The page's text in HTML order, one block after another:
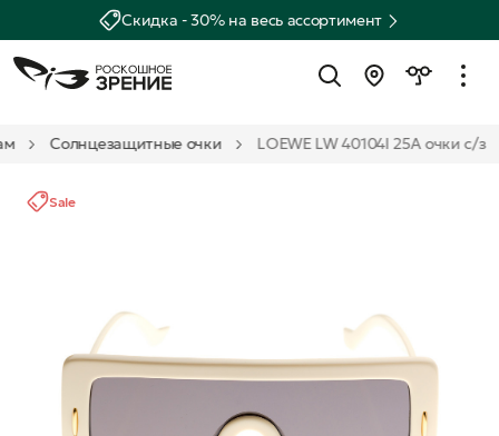
Скидка - 30% на весь ассортимент
Солнцезащитные очки LOEWE LW 40104I 25A очки с/з
Sale